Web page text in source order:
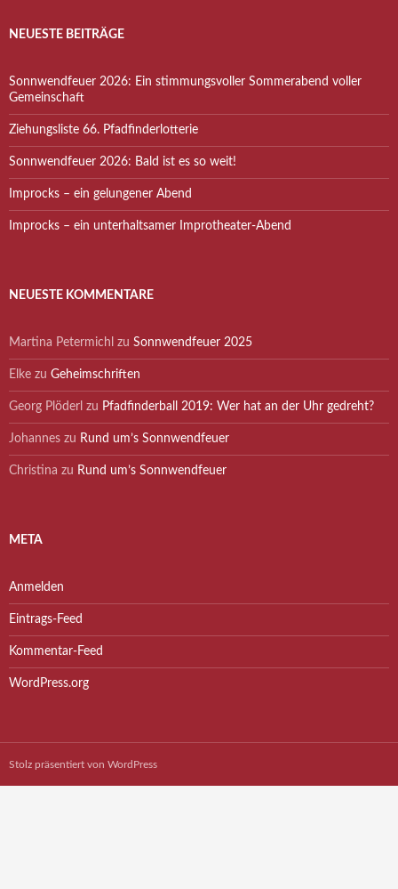
NEUESTE BEITRÄGE
Sonnwendfeuer 2026: Ein stimmungsvoller Sommerabend voller
Gemeinschaft
Ziehungsliste 66. Pfadfinderlotterie
Sonnwendfeuer 2026: Bald ist es so weit!
Improcks – ein gelungener Abend
Improcks – ein unterhaltsamer Improtheater-Abend
NEUESTE KOMMENTARE
Martina Petermichl zu Sonnwendfeuer 2025
Elke zu Geheimschriften
Georg Plöderl zu Pfadfinderball 2019: Wer hat an der Uhr gedreht?
Johannes zu Rund um’s Sonnwendfeuer
Christina zu Rund um’s Sonnwendfeuer
META
Anmelden
Eintrags-Feed
Kommentar-Feed
WordPress.org
Stolz präsentiert von WordPress